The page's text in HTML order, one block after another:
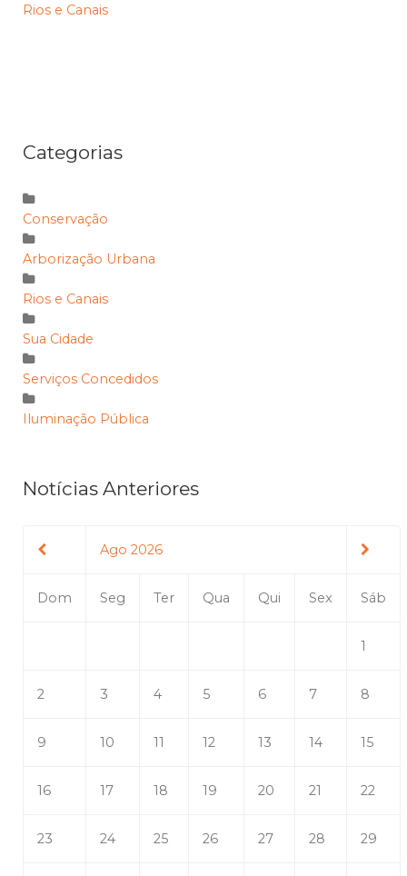
Rios e Canais
Categorias
Conservação
Arborização Urbana
Rios e Canais
Sua Cidade
Serviços Concedidos
Iluminação Pública
Notícias Anteriores
Ago 2026
Dom Seg Ter Qua Qui Sex Sáb
1
2 3 4 5 6 7 8
9 10 11 12 13 14 15
16 17 18 19 20 21 22
23 24 25 26 27 28 29